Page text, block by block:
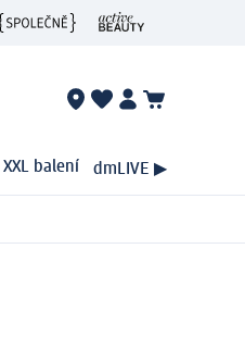
XXL balení dmLIVE ▶